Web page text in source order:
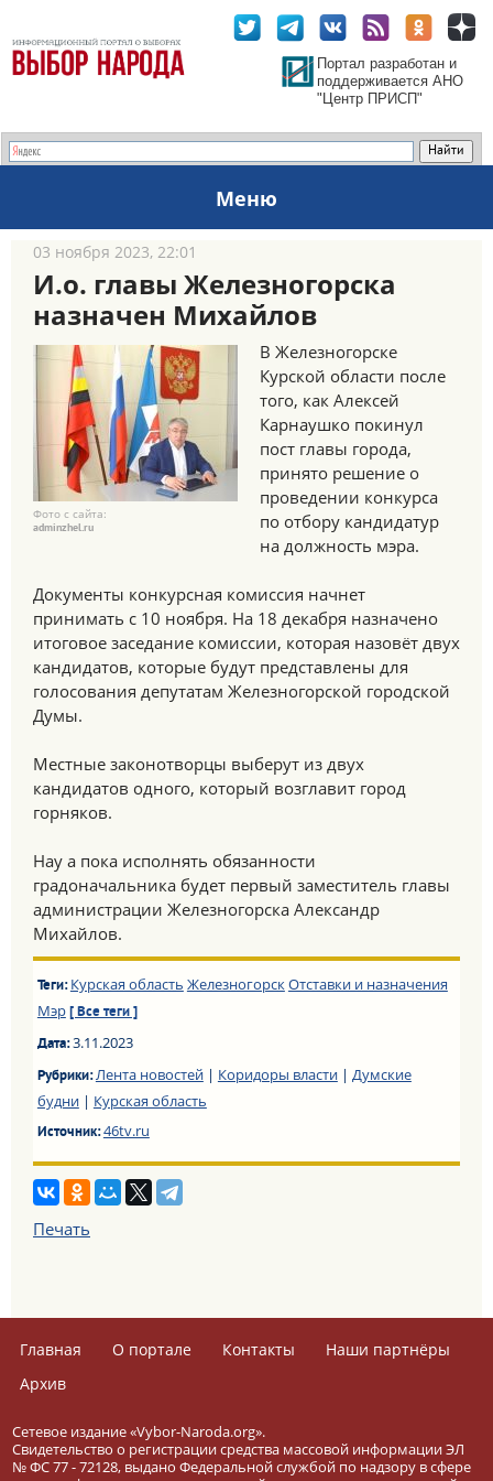
Портал разработан и
поддерживается АНО
"Центр ПРИСП"
Меню
03 ноября 2023, 22:01
И.о. главы Железногорска
назначен Михайлов
Фото с сайта:
adminzhel.ru
В Железногорске
Курской области после
того, как Алексей
Карнаушко покинул
пост главы города,
принято решение о
проведении конкурса
по отбору кандидатур
на должность мэра.
Документы конкурсная комиссия начнет
принимать с 10 ноября. На 18 декабря назначено
итоговое заседание комиссии, которая назовёт двух
кандидатов, которые будут представлены для
голосования депутатам Железногорской городской
Думы.
Местные законотворцы выберут из двух
кандидатов одного, который возглавит город
горняков.
Нау а пока исполнять обязанности
градоначальника будет первый заместитель главы
администрации Железногорска Александр
Михайлов.
Теги: Курская область ЖелезногорскОтставки и назначения
Мэр [ Все теги ]
Дата:3.11.2023
Рубрики:Лента новостей| Коридоры власти| Думские
будни| Курская область
Источник:46tv.ru
Печать
Главная О портале Контакты
Наши партнёры
Архив
Сетевое издание «Vybor-Naroda.org».
Свидетельство о регистрации средства массовой информации ЭЛ
№ ФС 77 - 72128, выдано Федеральной службой по надзору в сфере